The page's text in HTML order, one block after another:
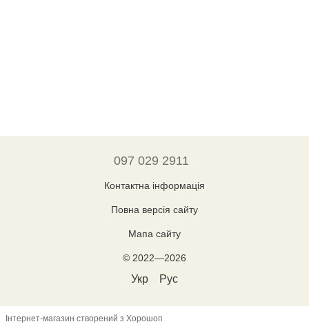
097 029 2911
Контактна інформація
Повна версія сайту
Мапа сайту
© 2022—2026
Укр Рус
Інтернет-магазин створений з Хорошоп